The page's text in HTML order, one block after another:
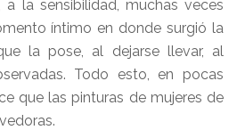
a la sensibilidad, muchas veces
íntimo en donde surgió la
la pose, al dejarse llevar, al
Todo esto, en pocas
que las pinturas de mujeres de